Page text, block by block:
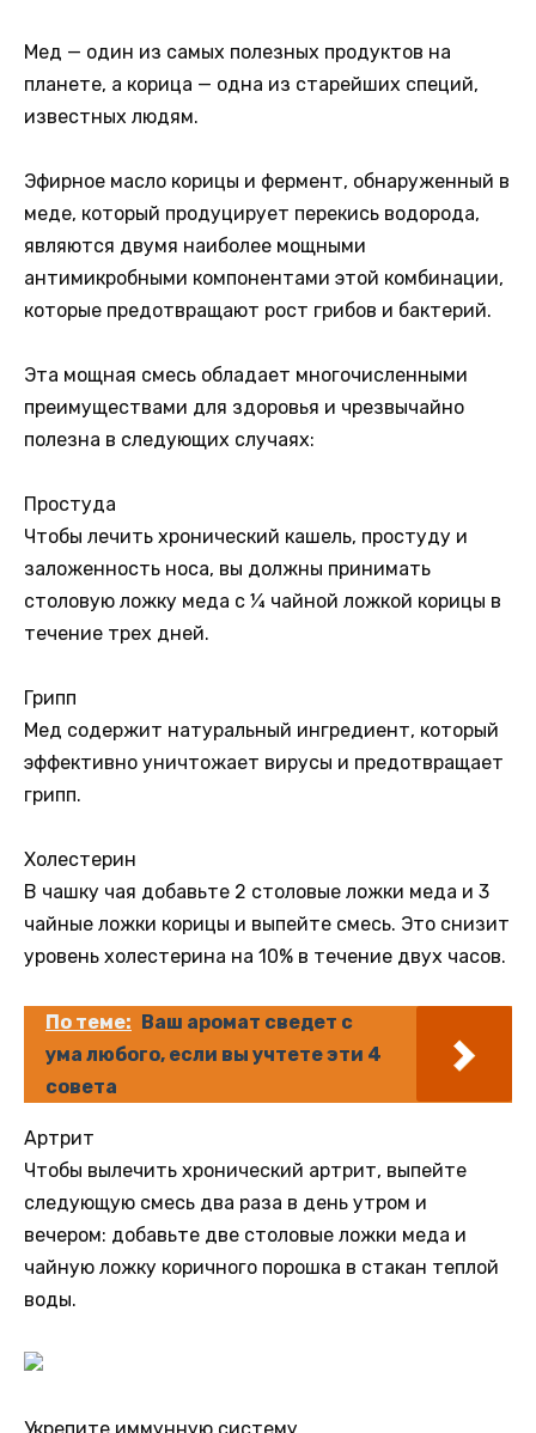
Мед — один из самых полезных продуктов на
планете, а корица — одна из старейших специй,
известных людям.
Эфирное масло корицы и фермент, обнаруженный в
меде, который продуцирует перекись водорода,
являются двумя наиболее мощными
антимикробными компонентами этой комбинации,
которые предотвращают рост грибов и бактерий.
Эта мощная смесь обладает многочисленными
преимуществами для здоровья и чрезвычайно
полезна в следующих случаях:
Простуда
Чтобы лечить хронический кашель, простуду и
заложенность носа, вы должны принимать
столовую ложку меда с ¼ чайной ложкой корицы в
течение трех дней.
Грипп
Мед содержит натуральный ингредиент, который
эффективно уничтожает вирусы и предотвращает
грипп.
Холестерин
В чашку чая добавьте 2 столовые ложки меда и 3
чайные ложки корицы и выпейте смесь. Это снизит
уровень холестерина на 10% в течение двух часов.
По теме: Ваш аромат сведет с
ума любого, если вы учтете эти 4
совета
Артрит
Чтобы вылечить хронический артрит, выпейте
следующую смесь два раза в день утром и
вечером: добавьте две столовые ложки меда и
чайную ложку коричного порошка в стакан теплой
воды.